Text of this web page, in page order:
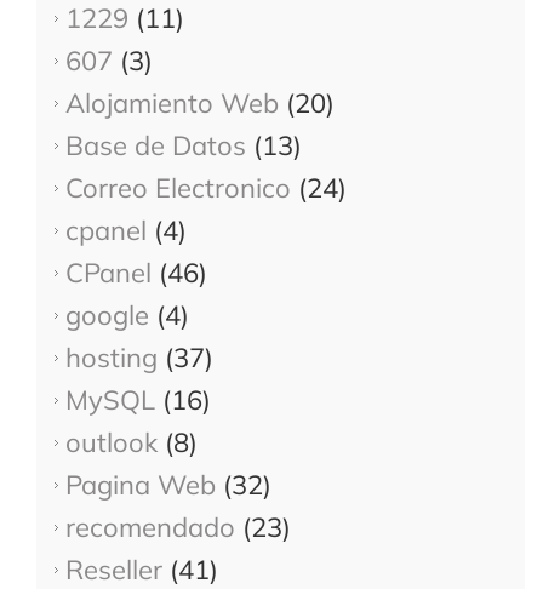
1229 (11)
607 (3)
Alojamiento Web (20)
Base de Datos (13)
Correo Electronico (24)
cpanel (4)
CPanel (46)
google (4)
hosting (37)
MySQL (16)
outlook (8)
Pagina Web (32)
recomendado (23)
Reseller (41)